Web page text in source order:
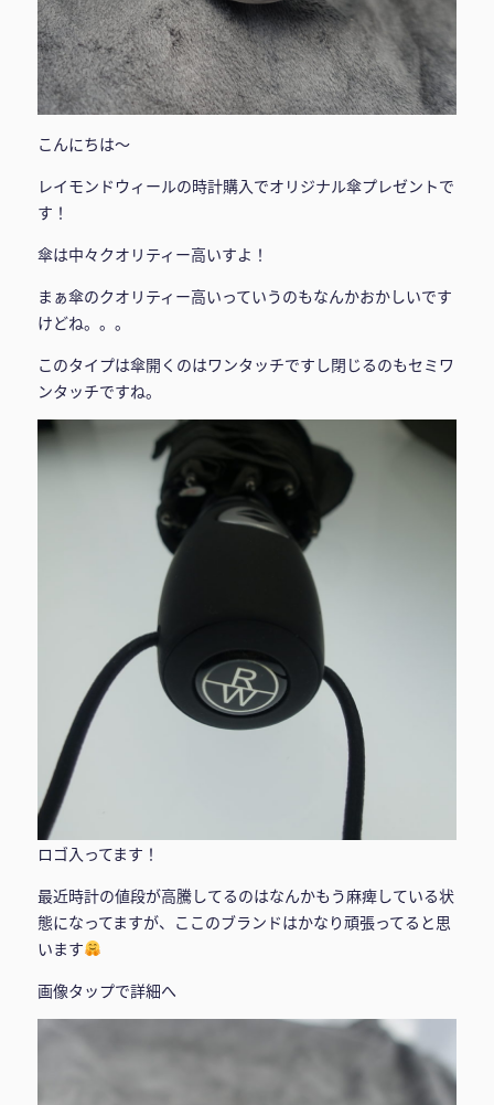
こんにちは〜
レイモンドウィールの時計購入でオリジナル傘プレゼントで
す！
傘は中々クオリティー高いすよ！
まぁ傘のクオリティー高いっていうのもなんかおかしいです
けどね。。。
このタイプは傘開くのはワンタッチですし閉じるのもセミワ
ンタッチですね。
ロゴ入ってます！
最近時計の値段が高騰してるのはなんかもう麻痺している状
態になってますが、ここのブランドはかなり頑張ってると思
います
画像タップで詳細へ